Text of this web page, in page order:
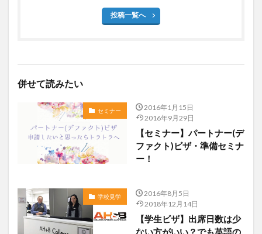
投稿一覧へ
併せて読みたい
セミナー
2016年1月15日
2016年9月29日
【セミナー】パートナー(デ
ファクト)ビザ・準備セミナ
ー！
学校見学
2016年8月5日
2018年12月14日
【学生ビザ】出席日数は少
ない方がいい？でも英語の